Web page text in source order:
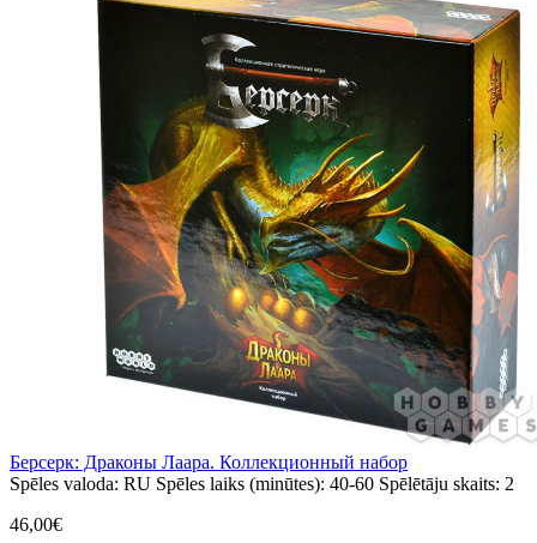
Берсерк: Драконы Лаара. Коллекционный набор
Spēles valoda: RU Spēles laiks (minūtes): 40-60 Spēlētāju skaits: 2
46,00€